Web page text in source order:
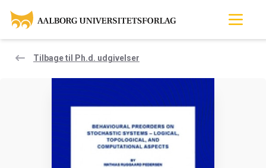
Tilbage til Ph.d. udgivelser